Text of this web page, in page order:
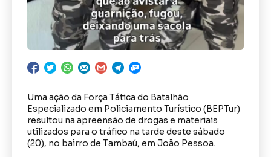
Uma ação da Força Tática do Batalhão
Especializado em Policiamento Turístico (BEPTur)
resultou na apreensão de drogas e materiais
utilizados para o tráfico na tarde deste sábado
(20), no bairro de Tambaú, em João Pessoa.